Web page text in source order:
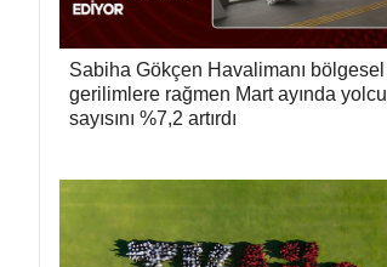
Sabiha Gökçen Havalimanı bölgesel
gerilimlere rağmen Mart ayında yolcu
sayısını %7,2 artırdı